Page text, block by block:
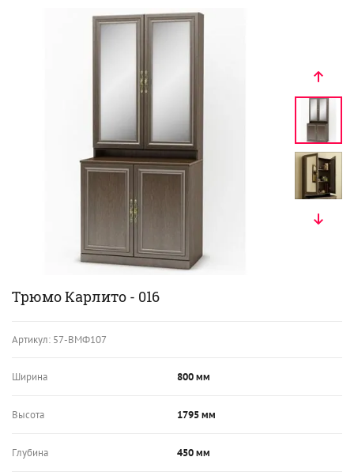
Трюмо Карлито - 016
Артикул: 57-ВМФ107
Ширина 800 мм
Высота 1795 мм
Глубина 450 мм